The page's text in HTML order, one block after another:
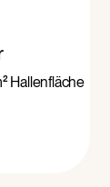
Hallenfläche